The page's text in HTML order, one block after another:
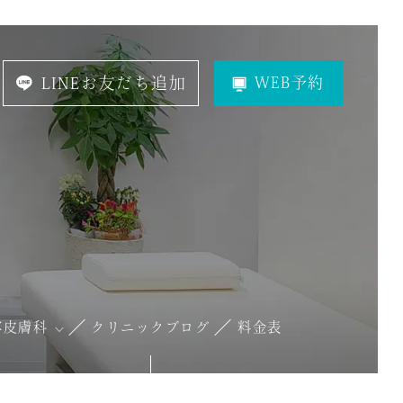
LINEお友だち追加 WEB予約
膚科 クリニックブログ 料金表